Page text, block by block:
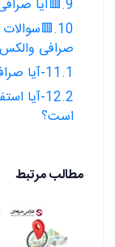
9.🟥آیا صرافی والکس قانونی است و مجوز دارد؟
صرافی والکس
11.1-آیا صرافی والکس ربات رسمی معرفی کرده است؟
12.2-آیا
است؟
مطالب مرتبط